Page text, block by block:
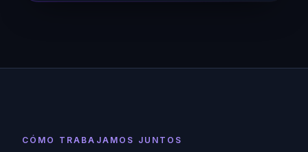
CÓMO TRABAJAMOS JUNTOS